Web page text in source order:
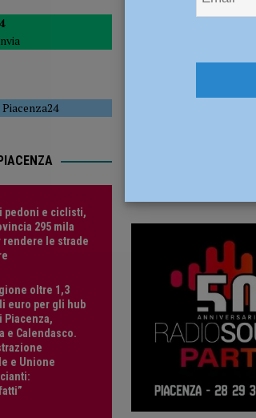
POLITICA
] Tutela di pedoni e ciclisti, dalla Provincia 295 mila
Piacenza24
pedoni e ciclisti,
295 mila
rendere le strade
oltre 1,3
euro per gli hub
Piacenza,
e Calendasco.
e Unione